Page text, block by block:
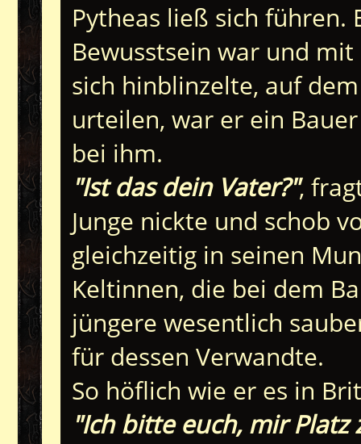
Pytheas ließ sich führen.
Bewusstsein war und
sich hinblinzelte, auf
urteilen, war er ein
bei ihm.
"Ist das dein Vater?",
Junge nickte und schob
gleichzeitig in seinen
Keltinnen, die bei dem
jüngere wesentlich
für dessen Verwandte.
So höflich wie er es in
"Ich bitte euch, mir